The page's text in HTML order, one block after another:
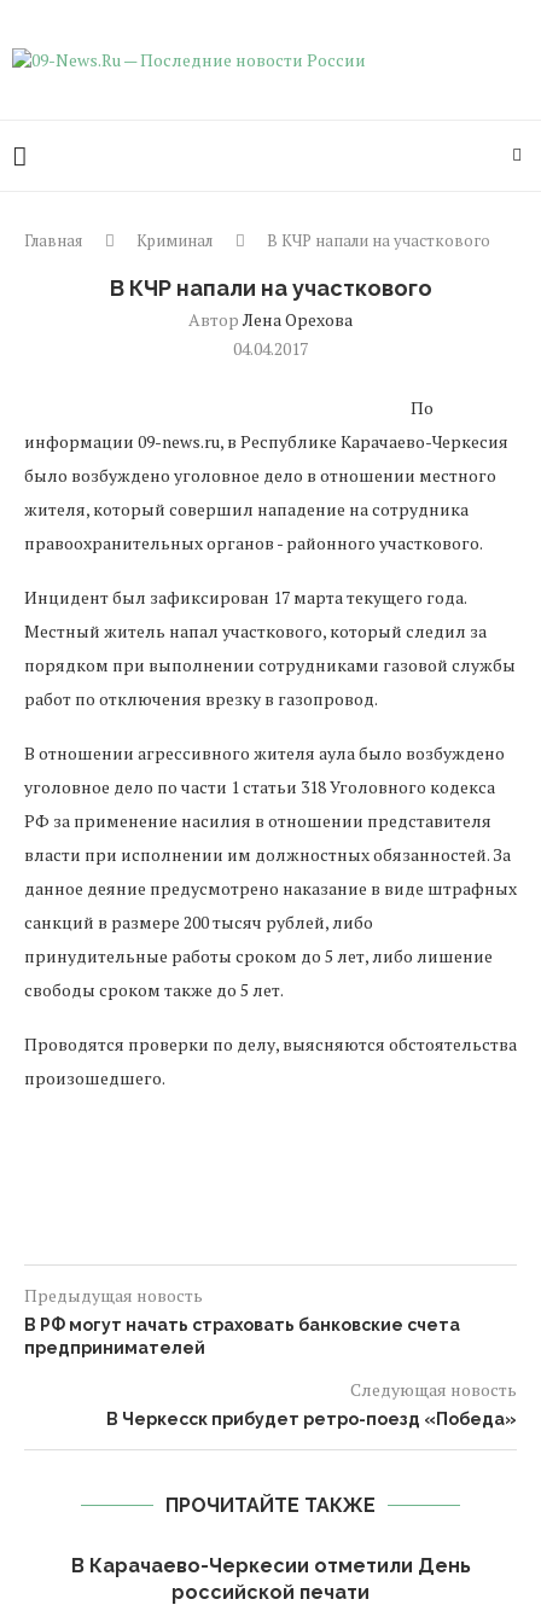
Главная Криминал В КЧР напали на участкового
В КЧР напали на участкового
АвторЛена Орехова
04.04.2017
По
информации 09-news.ru, в Республике Карачаево-Черкесия
было возбуждено уголовное дело в отношении местного
жителя, который совершил нападение на сотрудника
правоохранительных органов - районного участкового.
Инцидент был зафиксирован 17 марта текущего года.
Местный житель напал участкового, который следил за
порядком при выполнении сотрудниками газовой службы
работ по отключения врезку в газопровод.
В отношении агрессивного жителя аула было возбуждено
уголовное дело по части 1 статьи 318 Уголовного кодекса
РФ за применение насилия в отношении представителя
власти при исполнении им должностных обязанностей. За
данное деяние предусмотрено наказание в виде штрафных
санкций в размере 200 тысяч рублей, либо
принудительные работы сроком до 5 лет, либо лишение
свободы сроком также до 5 лет.
Проводятся проверки по делу, выясняются обстоятельства
произошедшего.
Предыдущая новость
В РФ могут начать страховать банковские счета
предпринимателей
Следующая новость
В Черкесск прибудет ретро-поезд «Победа»
ПРОЧИТАЙТЕ ТАКЖЕ
В Карачаево-Черкесии отметили День
российской печати